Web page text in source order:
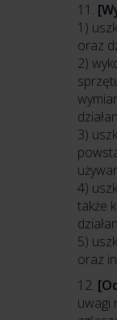
11.
1)
oraz
2)
3)
4)
także
5)
oraz
12.
uwagi